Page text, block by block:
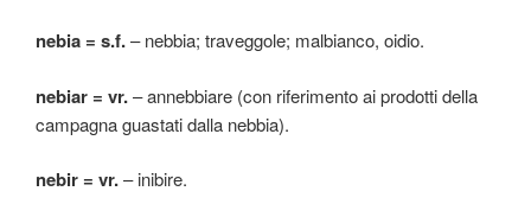
nebia = s.f.– nebbia; traveggole; malbianco, oidio.
nebiar = vr.– annebbiare (con riferimento ai prodotti della
campagna guastati dalla nebbia).
nebir = vr.– inibire.